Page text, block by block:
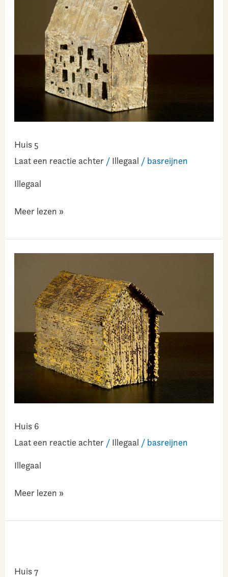
Huis 5
Laat een reactie achter / Illegaal / basreijnen
Illegaal
Meer lezen »
Huis 6
Laat een reactie achter / Illegaal / basreijnen
Illegaal
Meer lezen »
Huis 7